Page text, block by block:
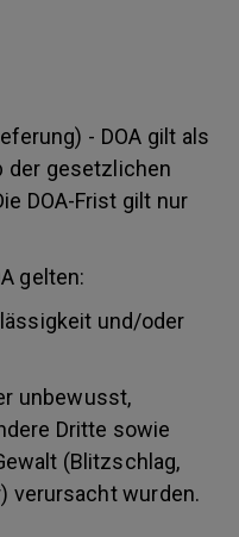
- DOA gilt als
der gesetzlichen
DOA-Frist gilt nur
gelten:
und/oder
unbewusst,
Dritte sowie
(Blitzschlag,
verursacht wurden.